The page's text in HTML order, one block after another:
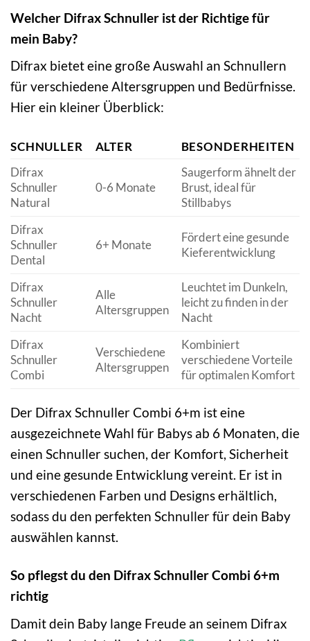
Welcher Difrax Schnuller ist der Richtige für
mein Baby?
Difrax bietet eine große Auswahl an Schnullern
für verschiedene Altersgruppen und Bedürfnisse.
Hier ein kleiner Überblick:
SCHNULLER ALTER
BESONDERHEITEN
Difrax
Schnuller
Natural
0-6 Monate
Saugerform ähnelt der
Brust, ideal für
Stillbabys
Difrax
Schnuller
Dental
6+ Monate
Fördert eine gesunde
Kieferentwicklung
Difrax
Schnuller
Nacht
Alle
Altersgruppen
Leuchtet im Dunkeln,
leicht zu finden in der
Nacht
Difrax
Schnuller
Combi
Verschiedene
Altersgruppen
Kombiniert
verschiedene Vorteile
für optimalen Komfort
Der Difrax Schnuller Combi 6+m ist eine
ausgezeichnete Wahl für Babys ab 6 Monaten, die
einen Schnuller suchen, der Komfort, Sicherheit
und eine gesunde Entwicklung vereint. Er ist in
verschiedenen Farben und Designs erhältlich,
sodass du den perfekten Schnuller für dein Baby
auswählen kannst.
So pflegst du den Difrax Schnuller Combi 6+m
richtig
Damit dein Baby lange Freude an seinem Difrax